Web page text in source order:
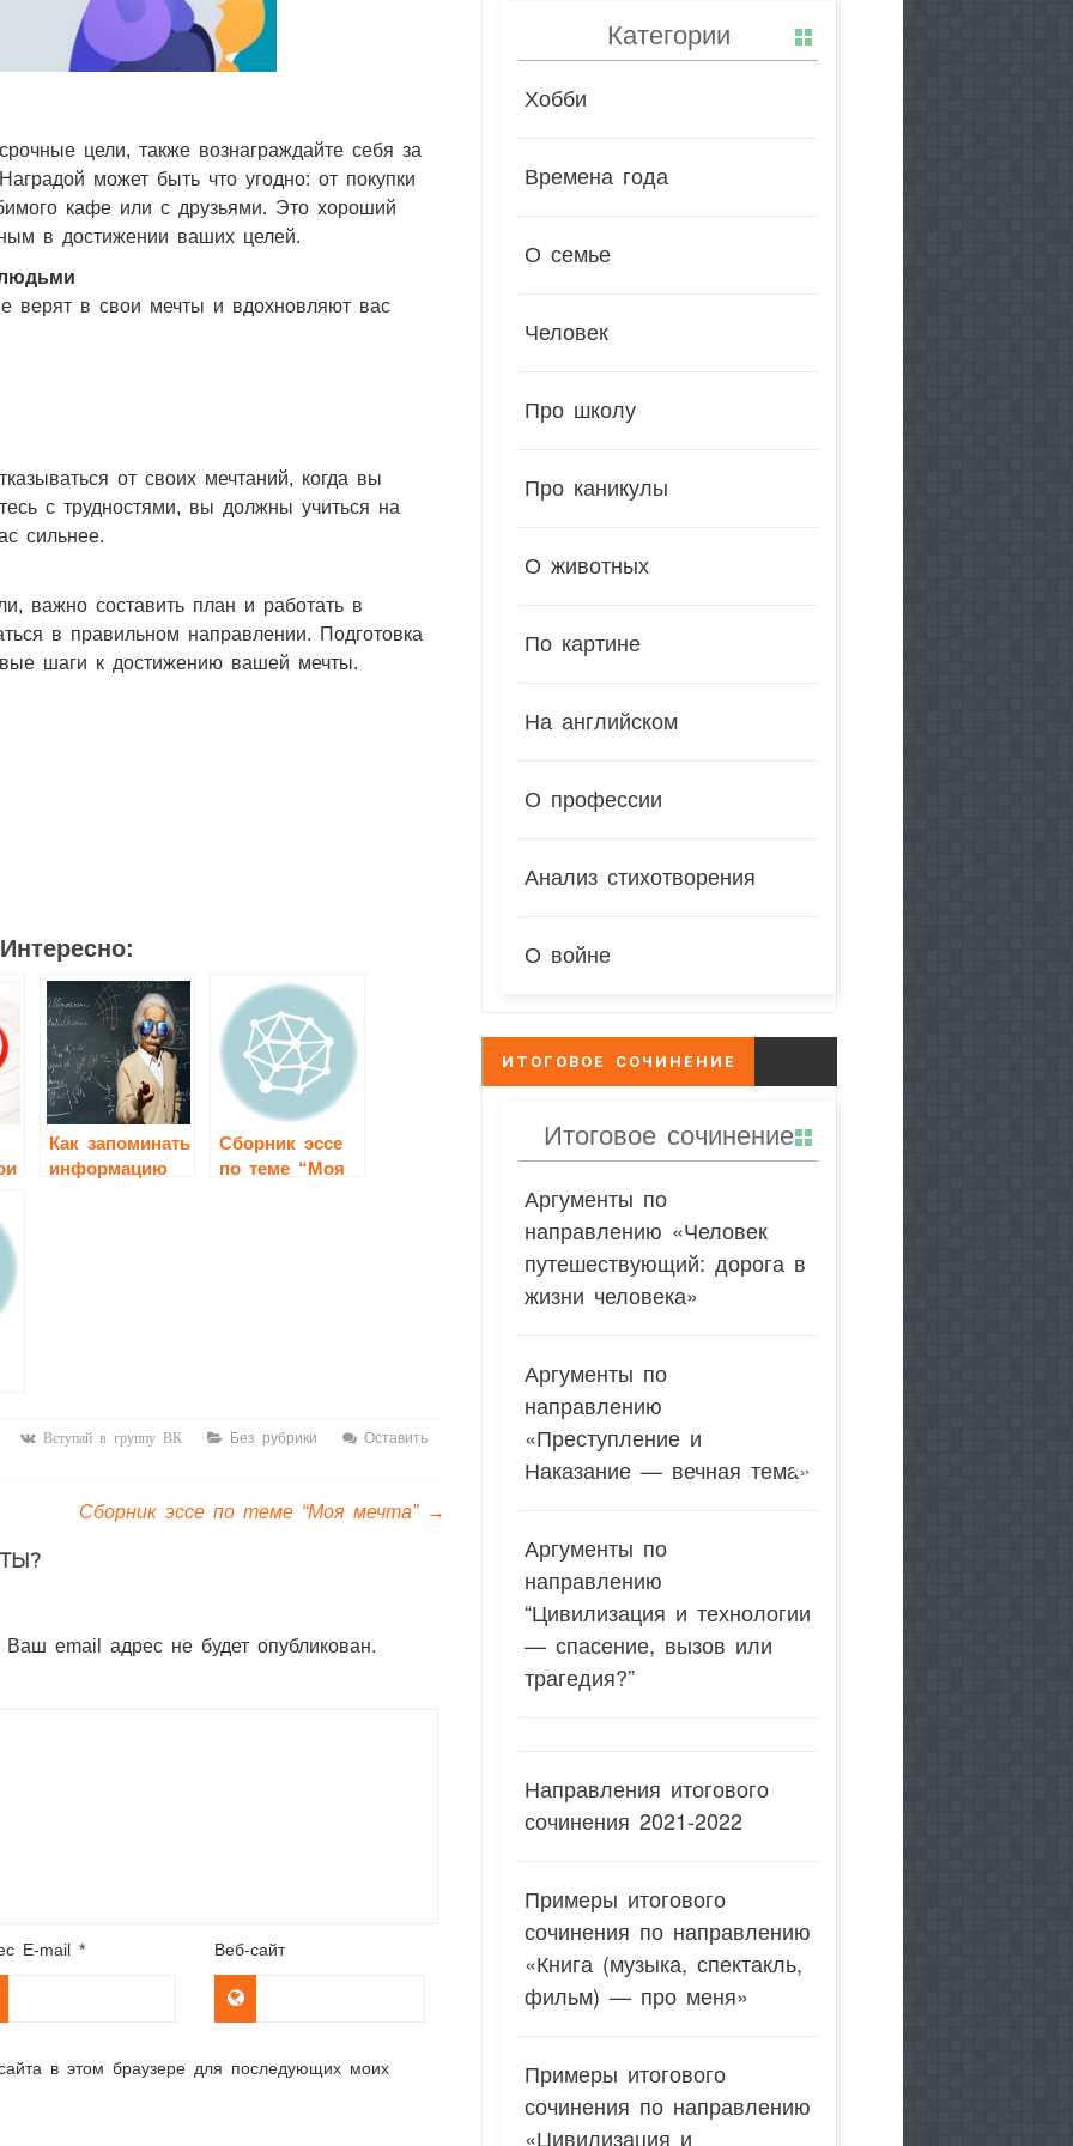
цели, также вознаграждайте себя за
может быть что угодно: от покупки
кафе или с друзьями. Это хороший
в достижении ваших целей.
верят в свои мечты и ​​вдохновляют вас
от своих мечтаний, когда вы
с трудностями, вы должны учиться на
сильнее.
важно составить план и работать в
в правильном направлении. Подготовка
шаги к достижению вашей мечты.
Как запоминать
информацию
Сборник эссе
по теме “Моя
Вступай в группу ВК Без рубрики
Оставить
Сборник эссе по теме “Моя мечта” →
email адрес не будет опубликован.
E-mail * Веб-сайт
в этом браузере для последующих моих
Категории
Хобби
Времена года
О семье
Человек
Про школу
Про каникулы
О животных
По картине
На английском
О профессии
Анализ стихотворения
О войне
ИТОГОВОЕ СОЧИНЕНИЕ
Итоговое сочинение
Аргументы по
направлению «Человек
путешествующий: дорога в
жизни человека»
Аргументы по
направлению
«Преступление и
Наказание — вечная тема»
Аргументы по
направлению
“Цивилизация и технологии
— спасение, вызов или
трагедия?”
Направления итогового
сочинения 2021-2022
Примеры итогового
сочинения по направлению
«Книга (музыка, спектакль,
фильм) — про меня»
Примеры итогового
сочинения по направлению
«Цивилизация и